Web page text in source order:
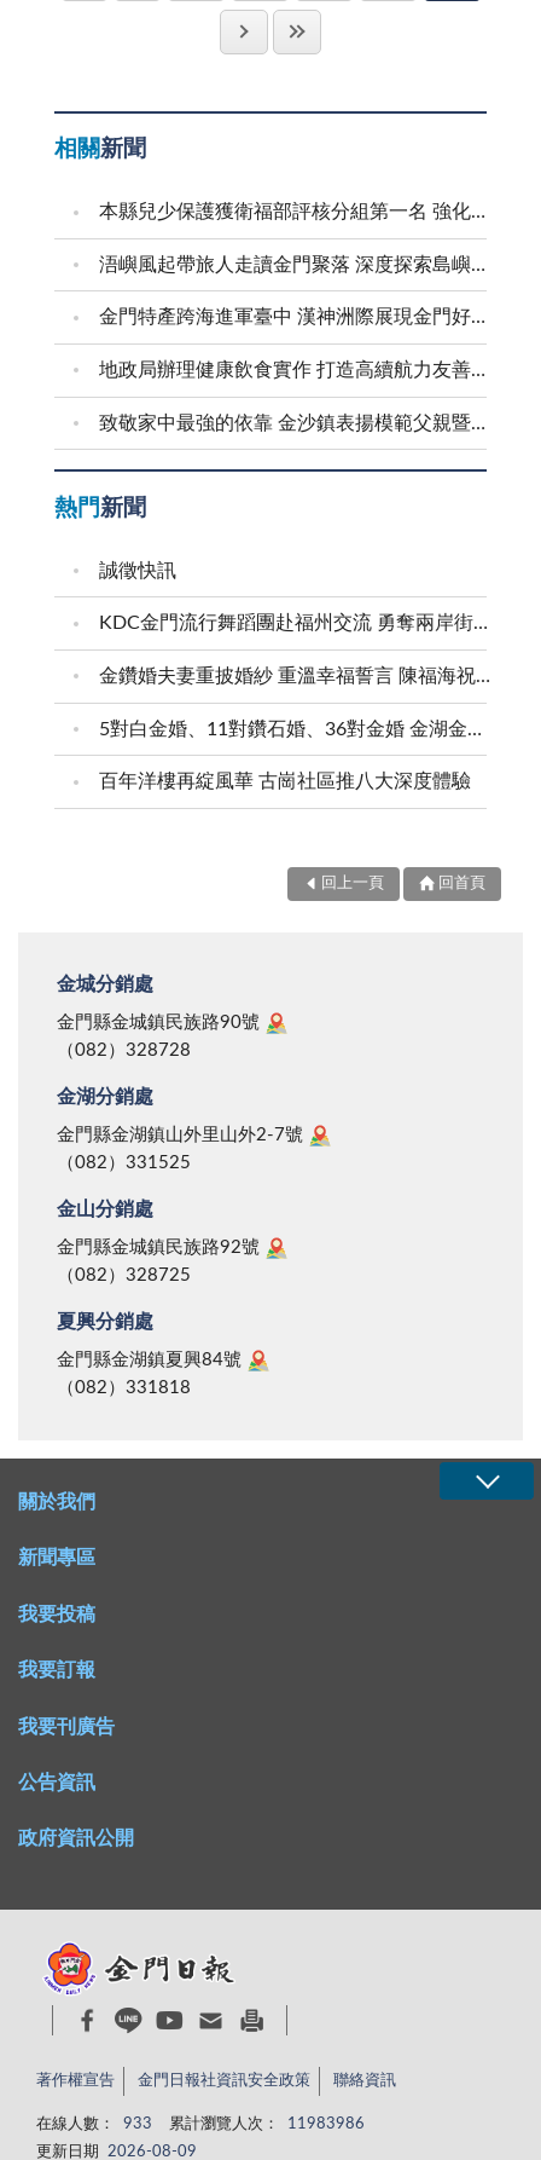
是自私。常聽人說，「有心的地方才有愛」，這些人可
能正少了份「利益」他人的「良心」，所以一切看起來
「世界工廠」，而我在全球科技產業中，亦占有一席之
地，尤其台商投資大陸更不計其數，不但為大陸經濟作
史的恩怨，或許不能一筆勾銷，一笑泯恩仇，兩岸關係
可以知興替，走過從前，我們希望遠離戰爭，避免人
禍，寄望於「兩岸領導人」，以智慧、用大格局眼光，
為兩岸的大未來，打造出一條雙方皆可接受的第三條
路，讓歷史為您們激掌叫好吧！
往常一樣開車到報社上班，車抵成功村，準備右轉上報
社的坡道，迎面有部下坡車相會，我立即踩住煞車靠右
突然車前傳來砰然巨響，有兩個男童分騎著腳踏車，從
彎處昏暗的巷口順坡而下，前面那部似乎是來不及煞
臉就趴在駕駛座前玻璃。我立即下車察看，附近乘涼的
村民也圍過來，說時遲，那時快，男童已一翻身站在地
受傷，他連聲說沒有，但一看把手撞歪了，竟心疼的哭
車狀態，是腳踏車順坡而下煞車不及自己撞上的，否
則，若我的車是在行進，再給予衝下來的腳踏車一點力
是被撞飛得老遠，後果絕對不堪設想！ 這一次的驚
魂，讓我更深刻體認，開車上路，真的本身要遵守交通
則的孩童，才可保平安！
相關新聞
本縣兒少保護獲衛福部評核分組第一名 強化預防與跨域合作 建構兒少安全成長環境
浯嶼風起帶旅人走讀金門聚落 深度探索島嶼文化底蘊
金門特產跨海進軍臺中 漢神洲際展現金門好滋味
地政局辦理健康飲食實作 打造高續航力友善職場
致敬家中最強的依靠 金沙鎮表揚模範父親暨新好爸爸
熱門新聞
誠徵快訊
KDC金門流行舞蹈團赴福州交流 勇奪兩岸街舞賽三等獎
金鑽婚夫妻重披婚紗 重溫幸福誓言 陳福海祝福牽手半世紀 情深相守成典範
5對白金婚、11對鑽石婚、36對金婚 金湖金沙夫妻共享榮耀時刻 陳福海表揚金鑽婚夫妻 向半世紀相守家庭典範致敬
百年洋樓再綻風華 古崗社區推八大深度體驗
回上一頁 回首頁
金城分銷處
金門縣金城鎮民族路90號
（082）328728
金湖分銷處
金門縣金湖鎮山外里山外2-7號
（082）331525
金山分銷處
金門縣金城鎮民族路92號
（082）328725
夏興分銷處
金門縣金湖鎮夏興84號
（082）331818
關於我們
新聞專區
我要投稿
我要訂報
我要刊廣告
公告資訊
政府資訊公開
著作權宣告 金門日報社資訊安全政策 聯絡資訊
在線人數： 933 累計瀏覽人次：
11983986
更新日期
2026-08-09